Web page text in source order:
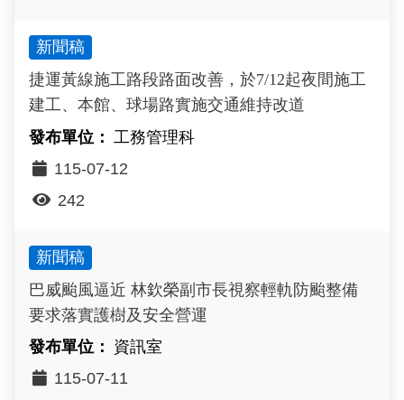
新聞稿
捷運黃線施工路段路面改善，於7/12起夜間施工
建工、本館、球場路實施交通維持改道
工務管理科
115-07-12
242
新聞稿
巴威颱風逼近 林欽榮副市長視察輕軌防颱整備
要求落實護樹及安全營運
資訊室
115-07-11